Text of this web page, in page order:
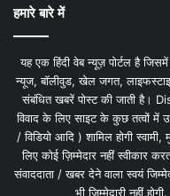
हमारे बारे में
यह एक हिंदी वेब न्यूज़ पोर्टल है
न्यूज, बॉलीवुड, खेल जगत,
संबंधित खबरें पोस्ट की जाती है।
विवाद के लिए साइट के कुछ तत्वों में
/ विडियो आदि ) शामिल होगी
लिए कोई ज़िम्मेदार नहीं स्वीकार
संवाददाता / खबर देने वाला स्वयं
भी जिम्मेदारी नहीं